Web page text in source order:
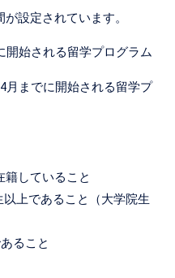
設定されています。
開始される留学プログラム
月までに開始される留学プ
籍していること
上であること（大学院生
ること